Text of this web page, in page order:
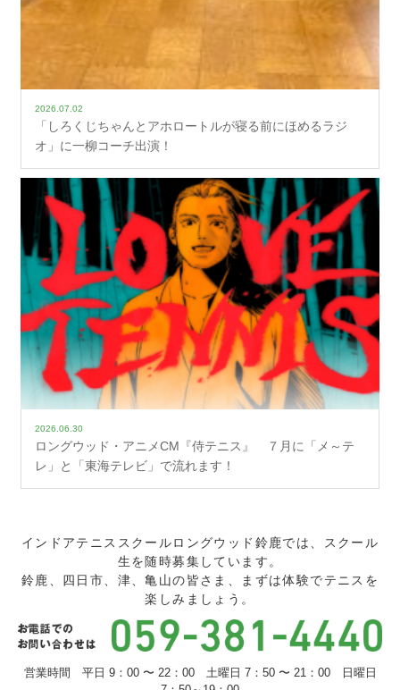
2026.07.02
「しろくじちゃんとアホロートルが寝る前にほめるラジ
オ」に一柳コーチ出演！
2026.06.30
ロングウッド・アニメCM『侍テニス』 ７月に「メ～テ
レ」と「東海テレビ」で流れます！
インドアテニススクールロングウッド鈴鹿では、スクール
生を随時募集しています。
鈴鹿、四日市、津、亀山の皆さま、まずは体験でテニスを
楽しみましょう。
営業時間 平日 9：00 〜 22：00 土曜日 7：50 〜 21：00 日曜日